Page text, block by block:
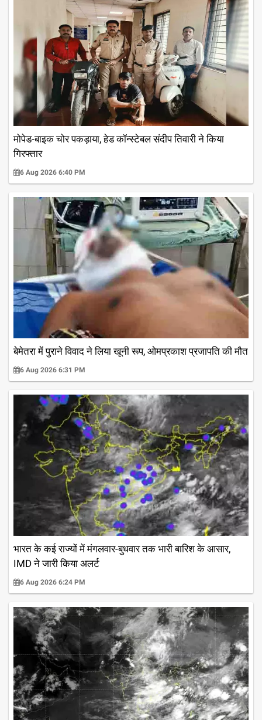
मोपेड-बाइक चोर पकड़ाया, हेड कॉन्स्टेबल संदीप तिवारी ने किया
गिरफ्तार
6 Aug 2026 6:40 PM
बेमेतरा में पुराने विवाद ने लिया खूनी रूप, ओमप्रकाश प्रजापति की मौत
6 Aug 2026 6:31 PM
भारत के कई राज्यों में मंगलवार-बुधवार तक भारी बारिश के आसार,
IMD ने जारी किया अलर्ट
6 Aug 2026 6:24 PM